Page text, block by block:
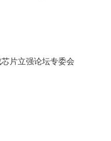
片立强论坛专委会